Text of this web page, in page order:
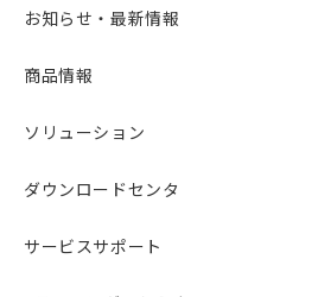
お知らせ・最新情報
商品情報
ソリューション
ダウンロードセンタ
サービスサポート